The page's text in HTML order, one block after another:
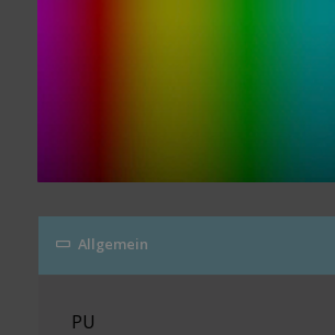
Allgemein
PU